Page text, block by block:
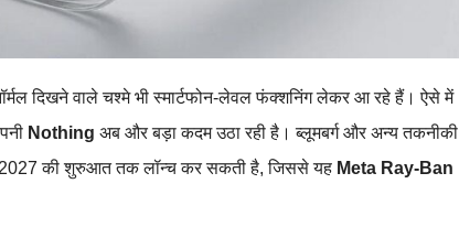
दिखने वाले चश्मे भी स्मार्टफोन‑लेवल फंक्शनिंग लेकर आ रहे हैं। ऐसे में
Nothing अब और बड़ा कदम उठा रही है। ब्लूमबर्ग और अन्य तकनीकी
की शुरुआत तक लॉन्च कर सकती है, जिससे यह Meta Ray‑Ban